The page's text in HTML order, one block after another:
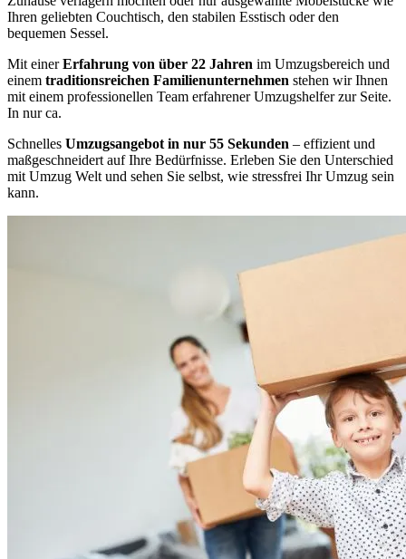
Ihren geliebten Couchtisch, den stabilen Esstisch oder den
bequemen Sessel.
Mit einerErfahrung von über 22 Jahren im Umzugsbereich und
einem traditionsreichen Familienunternehmen stehen wir Ihnen
mit einem professionellen Team erfahrener Umzugshelfer zur Seite.
In nur ca.
Schnelles Umzugsangebot in nur 55 Sekunden – effizient und
maßgeschneidert auf Ihre Bedürfnisse. Erleben Sie den Unterschied
mit Umzug Welt und sehen Sie selbst, wie stressfrei Ihr Umzug sein
kann.